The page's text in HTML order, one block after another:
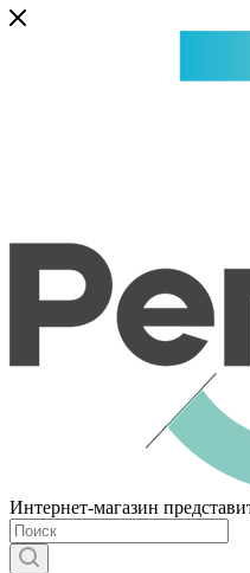
Интернет-магазин